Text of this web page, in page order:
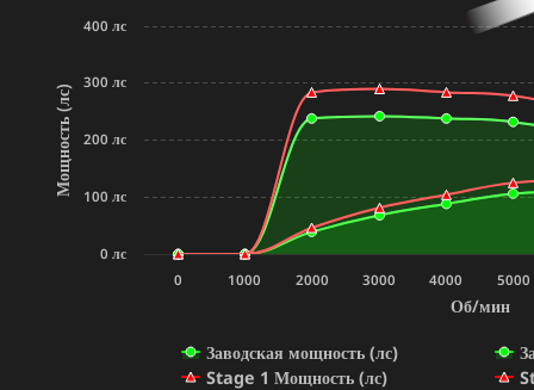
Об/мин
Мощность (лс)
Заводская мощность (лс)
Stage 1 Мощность (лс)
0 1000 2000 3000 4000 5000
0 лс
100 лс
200 лс
300 лс
400 лс